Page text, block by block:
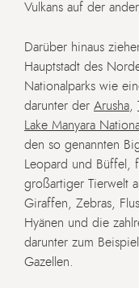
Vulkans auf der
Darüber hinaus
Hauptstadt des
Nationalparks wie
darunter der Arusha,
Lake Manyara
den so genannten
Leopard und Büffel,
großartiger Tierwelt
Giraffen, Zebras,
Hyänen und die
darunter zum
Gazellen.